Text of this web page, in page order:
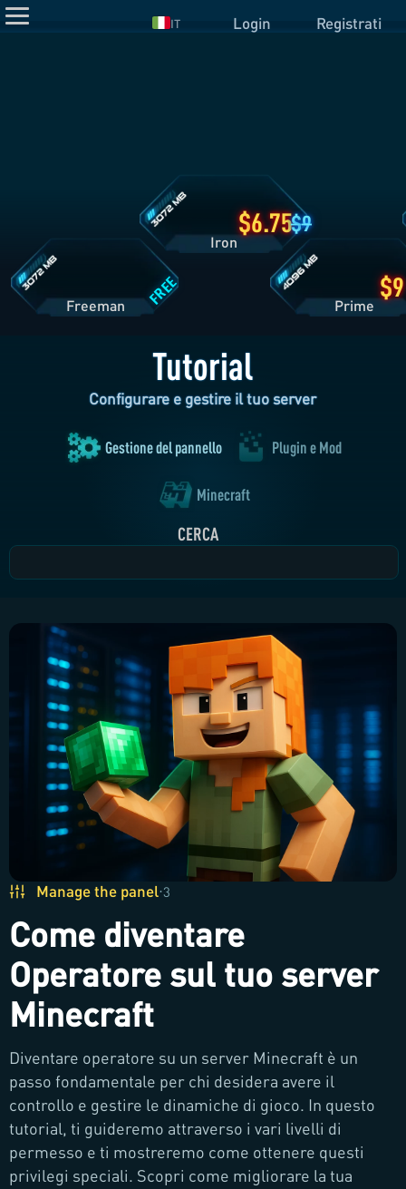
IT Login Registrati
6.75
Tutorial
Configurare e gestire il tuo server
Gestione del pannello Plugin e Mod
Minecraft
CERCA
Manage the panel·3
Come diventare
Operatore sul tuo server
Minecraft
Diventare operatore su un server Minecraft è un
passo fondamentale per chi desidera avere il
controllo e gestire le dinamiche di gioco. In questo
tutorial, ti guideremo attraverso i vari livelli di
permesso e ti mostreremo come ottenere questi
privilegi speciali. Scopri come migliorare la tua